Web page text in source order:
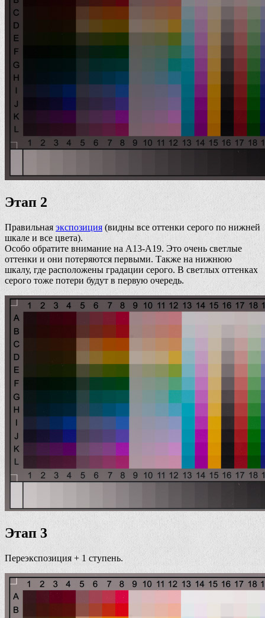
Этап 2
Правильная экспозиция (видны все оттенки серого по нижней
шкале и все цвета).
Особо обратите внимание на А13-А19. Это очень светлые
оттенки и они потеряются первыми. Также на нижнюю
шкалу, где расположены градации серого. В светлых оттенках
серого тоже потери будут в первую очередь.
Этап 3
Переэкспозиция + 1 ступень.